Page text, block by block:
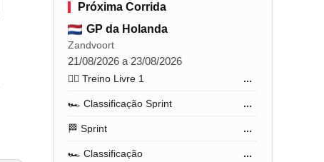
Próxima Corrida
GP da Holanda
Zandvoort
21/08/2026 a 23/08/2026
🏋️‍♂️ Treino Livre 1 ...
🏎️ Classificação Sprint ...
🏁 Sprint ...
🏎️ Classificação ...